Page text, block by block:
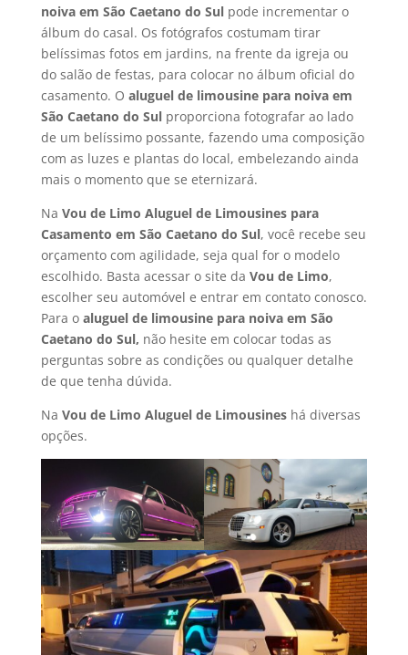
noiva em São Caetano do Sul pode incrementar o
álbum do casal. Os fotógrafos costumam tirar
belíssimas fotos em jardins, na frente da igreja ou
do salão de festas, para colocar no álbum oficial do
casamento. O aluguel de limousine para noiva em
São Caetano do Sul proporciona fotografar ao lado
de um belíssimo possante, fazendo uma composição
com as luzes e plantas do local, embelezando ainda
mais o momento que se eternizará.
Na Vou de Limo Aluguel de Limousines para
Casamento em São Caetano do Sul, você recebe seu
orçamento com agilidade, seja qual for o modelo
escolhido. Basta acessar o site da Vou de Limo,
escolher seu automóvel e entrar em contato conosco.
Para o aluguel de limousine para noiva em São
Caetano do Sul, não hesite em colocar todas as
perguntas sobre as condições ou qualquer detalhe
de que tenha dúvida.
Na Vou de Limo Aluguel de Limousineshá diversas
opções.